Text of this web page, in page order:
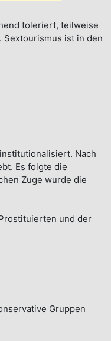
toleriert, teilweise
ist in den
Nach
Es folgte die
Zuge wurde die
und der
Gruppen